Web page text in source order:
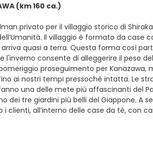
(km 160 ca.)
privato per il villaggio storico di
Il villaggio è formato da case
quasi a terra. Questa forma così
consente di alleggerire il peso
proseguimento per Kanazawa,
ai nostri tempi pressoché intatta. Le
una delle mete più affascinanti del
tre giardini più belli del Giappone. A
all’interno delle case da tè, con